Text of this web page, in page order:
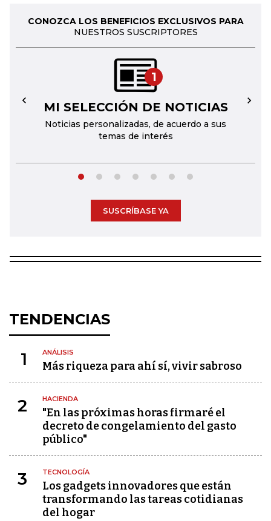
CONOZCA LOS BENEFICIOS EXCLUSIVOS PARA
NUESTROS SUSCRIPTORES
1
MI SELECCIÓN DE NOTICIAS
Noticias personalizadas, de acuerdo a sus
temas de interés
← →
SUSCRÍBASE YA
TENDENCIAS
1 ANÁLISIS
Más riqueza para ahí sí, vivir sabroso
2 HACIENDA
"En las próximas horas firmaré el
decreto de congelamiento del gasto
público"
3 TECNOLOGÍA
Los gadgets innovadores que están
transformando las tareas cotidianas
del hogar